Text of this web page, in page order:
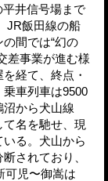
井信号場まで
JR飯田線の船
間では“幻の
差事業が進む様
経て、終点・
車列車は9500
から犬山線
名を馳せ、現
る。犬山から
されており、
可児〜御嵩は